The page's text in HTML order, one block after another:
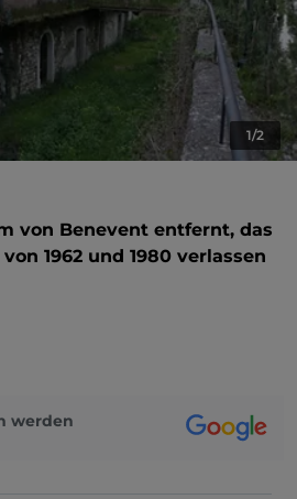
1/2
von Benevent entfernt, das
1962 und 1980 verlassen
werden